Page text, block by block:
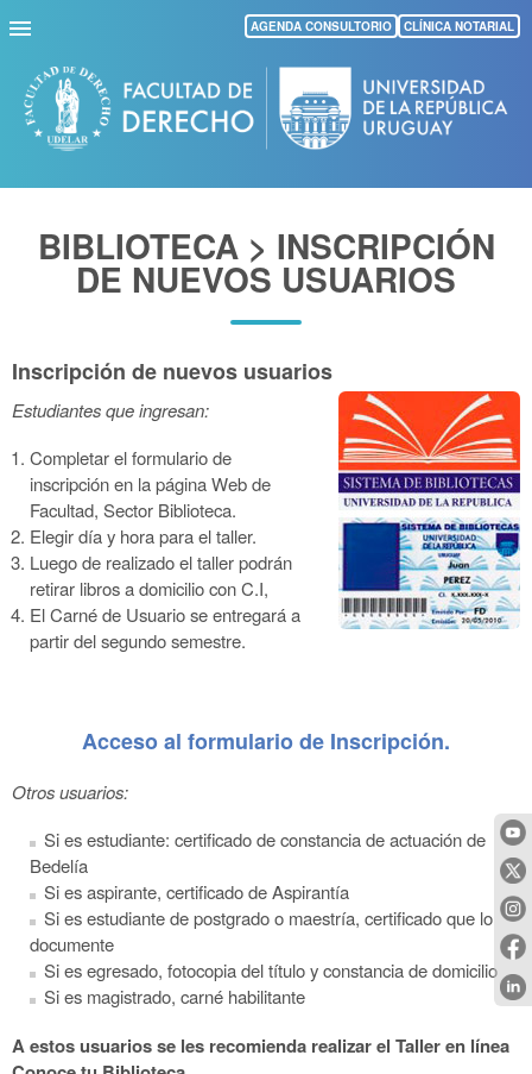
Pasar
al
contenido
principal
AGENDA CONSULTORIO CLÍNICA NOTARIAL
BIBLIOTECA > INSCRIPCIÓN
DE NUEVOS USUARIOS
Inscripción de nuevos usuarios
Estudiantes que ingresan:
Completar el formulario de
inscripción en la página Web de
Facultad, Sector Biblioteca.
Elegir día y hora para el taller.
Luego de realizado el taller podrán
retirar libros a domicilio con C.I,
El Carné de Usuario se entregará a
partir del segundo semestre.
Acceso al formulario de Inscripción.
Otros usuarios:
Si es estudiante: certificado de constancia de actuación de
Bedelía
Si es aspirante, certificado de Aspirantía
Si es estudiante de postgrado o maestría, certificado que lo
documente
Si es egresado, fotocopia del título y constancia de domicilio
Si es magistrado, carné habilitante
A estos usuarios se les recomienda realizar el Taller en línea